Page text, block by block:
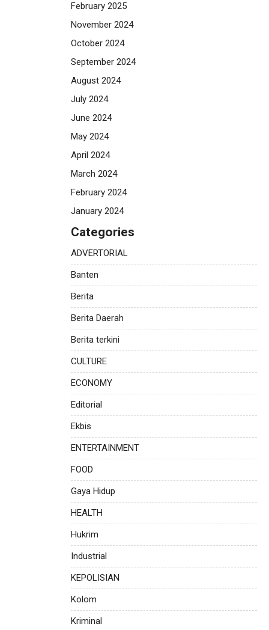
February 2025
November 2024
October 2024
September 2024
August 2024
July 2024
June 2024
May 2024
April 2024
March 2024
February 2024
January 2024
Categories
ADVERTORIAL
Banten
Berita
Berita Daerah
Berita terkini
CULTURE
ECONOMY
Editorial
Ekbis
ENTERTAINMENT
FOOD
Gaya Hidup
HEALTH
Hukrim
Industrial
KEPOLISIAN
Kolom
Kriminal